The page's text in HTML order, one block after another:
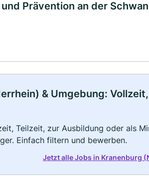
Prävention an der
& Umgebung:
Teilzeit, zur Ausbildung oder als
Einfach filtern und bewerben.
Jetzt alle Jobs in Kranenburg